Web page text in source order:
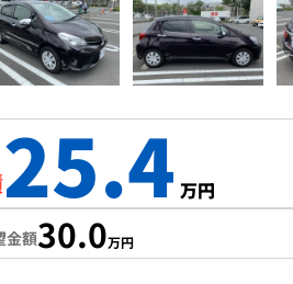
25.4 万円
金額30.0万円